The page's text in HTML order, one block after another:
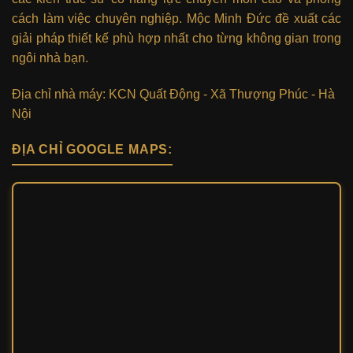
cách làm việc chuyên nghiệp. Mộc Minh Đức đề xuất các
giải pháp thiết kế phù hợp nhất cho từng không gian trong
ngôi nhà bạn.
Địa chỉ nhà máy: KCN Quất Động - Xã Thượng Phúc - Hà
Nội
ĐỊA CHỈ GOOGLE MAPS: